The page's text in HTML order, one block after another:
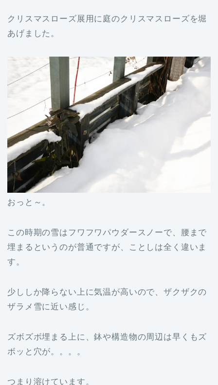
クリスマスローズ展用に庭のクリスマスローズを堀
あげました。
おっと～。
この時期の雪はフワフワパウダースノーで、腰まで
埋まるというのが普通ですが、ことしは全く違いま
す。
少ししか降らない上に気温が高いので、ザクザクの
ザラメ雪に近い感じ。
ズボズボ埋まる上に、鉢や構造物の周辺は早くもズ
ボッと穴が。。。。
つまり溶けています。